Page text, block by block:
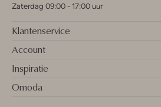
Zaterdag 09:00 - 17:00 uur
Klantenservice
Account
Inspiratie
Omoda